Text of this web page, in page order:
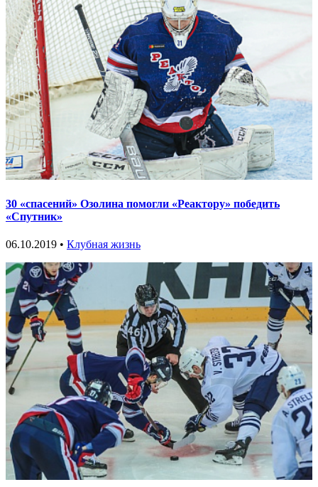
30 «спасений» Озолина помогли «Реактору» победить
«Спутник»
06.10.2019 • Клубная жизнь